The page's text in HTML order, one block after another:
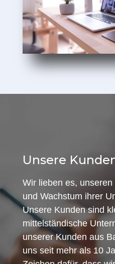
Unsere
Wir lieben es,
und Wachstum ihrer
Unsere Kunden sind
mittelständische
unserer Kunden aus
uns seit mehr als 10